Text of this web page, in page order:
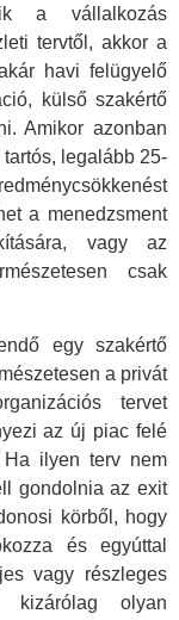
a vállalkozás
tervtől, akkor a
havi felügyelő
külső szakértő
Amikor azonban
legalább 25-
a menedzsment
vagy az
csak
egy szakértő
a privát
tervet
az új piac felé
Ha ilyen terv nem
gondolnia az exit
körből, hogy
és egyúttal
vagy részleges
kizárólag olyan